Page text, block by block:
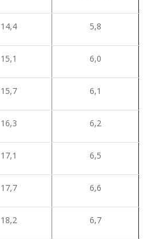
14,4 5,8
15,1 6,0
15,7 6,1
16,3 6,2
17,1 6,5
17,7 6,6
18,2 6,7